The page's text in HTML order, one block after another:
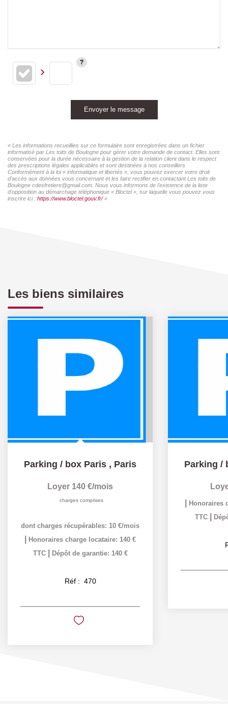
Envoyer le message
« Les informations recueillies sur ce formulaire sont enregistrées dans un fichier
informatisé par Les toits de Boulogne pour gérer votre demande de contact. Elles sont
conservées pour la durée nécessaire à la gestion de la relation client dans le respect
des prescriptions légales applicables et sont destinées à nos conseillers
Conformément à la loi « informatique et libertés », vous pouvez exercer votre droit
d'accès aux données vous concernant et les faire rectifier en contactant Les toits de
Boulogne cdesfretiere@gmail.com. Nous vous informons de l'existence de la liste
d'opposition au démarchage téléphonique « Bloctel », sur laquelle vous pouvez vous
inscrire ici : https://www.bloctel.gouv.fr/»
Les biens similaires
Parking / box Paris , Paris
Loyer 140 €/mois
charges comprises
dont charges récupérables: 10 €/mois
Honoraires charge locataire: 140 €
TTC
Dépôt de garantie: 140 €
Réf : 470
Parking /
Honoraires
TTC